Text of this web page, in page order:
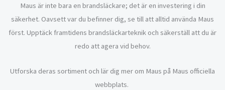
Maus är inte bara en brandsläckare; det är en investering i din
säkerhet. Oavsett var du befinner dig, se till att alltid använda Maus
först. Upptäck framtidens brandsläckarteknik och säkerställ att du är
redo att agera vid behov.
Utforska deras sortiment och lär dig mer om Maus på Maus officiella
webbplats.